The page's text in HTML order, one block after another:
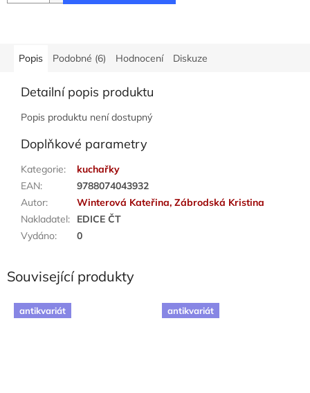
Popis Podobné (6) Hodnocení Diskuze
Detailní popis produktu
Popis produktu není dostupný
Doplňkové parametry
Kategorie:
kuchařky
EAN:
9788074043932
Autor:
Winterová Kateřina, Zábrodská Kristina
Nakladatel:
EDICE ČT
Vydáno: 0
Související produkty
antikvariát antikvariát